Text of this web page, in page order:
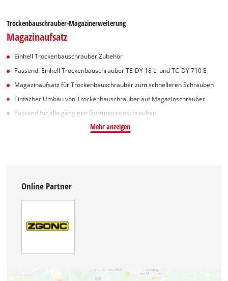
Trockenbauschrauber-Magazinerweiterung
Magazinaufsatz
Einhell Trockenbauschrauber Zubehör
Passend: Einhell Trockenbauschrauber TE-DY 18 Li und TC-DY 710 E
Magazinaufsatz für Trockenbauschrauber zum schnelleren Schrauben
Einfacher Umbau von Trockenbauschrauber auf Magazinschrauber
Passend für alle gängigen Gurtmagazinschrauben
Mehr anzeigen
Online Partner